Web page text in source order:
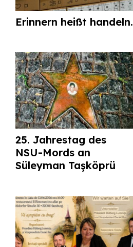
Erinnern heißt handeln.
25. Jahrestag des
NSU-Mords an
Süleyman Taşköprü